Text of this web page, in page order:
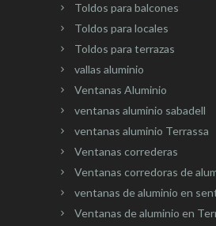
Toldos para balcones
Toldos para locales
Toldos para terrazas
vallas aluminio
Ventanas Aluminio
ventanas aluminio sabadell
ventanas aluminio Terrassa
Ventanas correderas
Ventanas corredoras de
ventanas de aluminio en
Ventanas de aluminio en